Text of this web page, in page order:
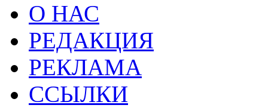
О НАС
РЕДАКЦИЯ
РЕКЛАМА
ССЫЛКИ